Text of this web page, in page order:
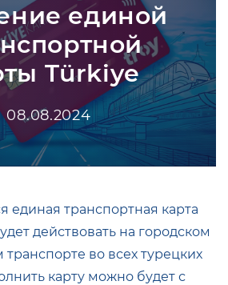
единой
Türkiye
08.08.2024
единая транспортная карта
действовать на городском
во всех турецких
карту можно будет с